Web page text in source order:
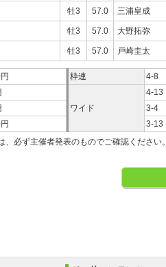
牡3 57.0 三浦皇成
牡3 57.0 大野拓弥
牡3 57.0 戸崎圭太
枠連 4-8
ワイド
4-13
3-4
3-13
必ず主催者発表のものでご確認ください。